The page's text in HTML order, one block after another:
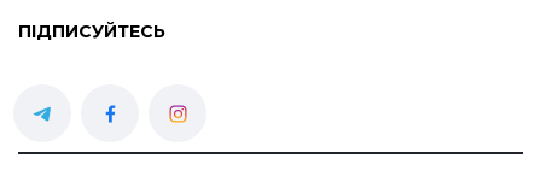
ПІДПИСУЙТЕСЬ